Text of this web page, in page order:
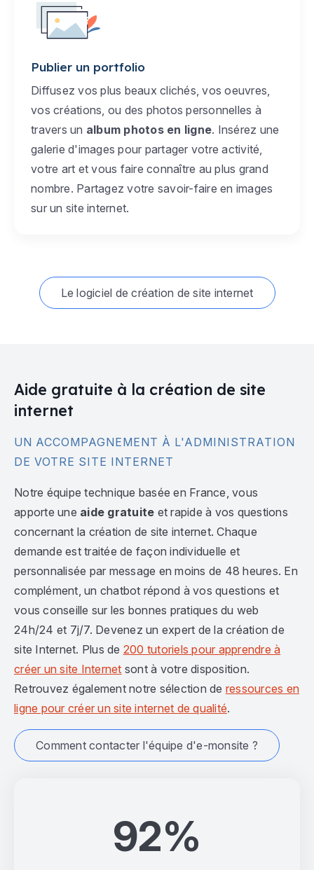
Publier un portfolio
Diffusez vos plus beaux clichés, vos oeuvres,
vos créations, ou des photos personnelles à
travers un album photos en ligne. Insérez une
galerie d'images pour partager votre activité,
votre art et vous faire connaître au plus grand
nombre. Partagez votre savoir-faire en images
sur un site internet.
Le logiciel de création de site internet
92%
Aide gratuite à la création de site
internet
UN ACCOMPAGNEMENT À L'ADMINISTRATION
DE VOTRE SITE INTERNET
Notre équipe technique basée en France, vous
apporte une aide gratuite et rapide à vos questions
concernant la création de site internet. Chaque
demande est traitée de façon individuelle et
personnalisée par message en moins de 48 heures. En
complément, un chatbot répond à vos questions et
vous conseille sur les bonnes pratiques du web
24h/24 et 7j/7. Devenez un expert de la création de
site Internet. Plus de 200 tutoriels pour apprendre à
créer un site Internet sont à votre disposition.
Retrouvez également notre sélection de ressources en
ligne pour créer un site internet de qualité.
Comment contacter l'équipe d'e-monsite ?